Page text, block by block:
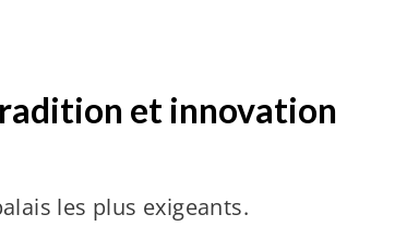
et innovation
les plus exigeants.